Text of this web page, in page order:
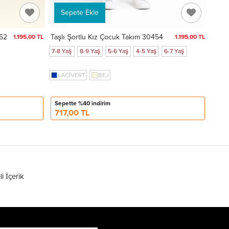
1.195,00 TL
Sepete Ekle
Taşlı Şortlu Kız Çocuk Takım 30454
1.195,00 TL
7-8 Yaş
8-9 Yaş 5-6 Yaş 4-5 Yaş 6-7 Yaş
LACİVERT BEJ
Sepette %40 indirim
717,00 TL
İçerik